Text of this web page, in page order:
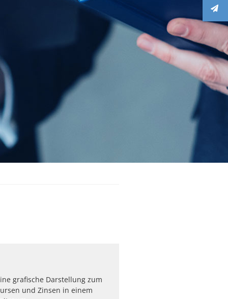
grafische Darstellung zum
und Zinsen in einem